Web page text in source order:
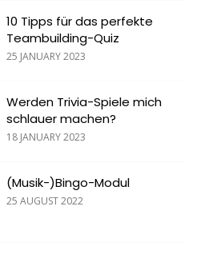
10 Tipps für das perfekte
Teambuilding-Quiz
25 JANUARY 2023
Werden Trivia-Spiele mich
schlauer machen?
18 JANUARY 2023
(Musik-)Bingo-Modul
25 AUGUST 2022